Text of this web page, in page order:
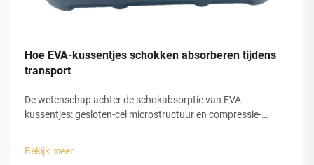
Hoe EVA-kussentjes schokken absorberen tijdens
transport
De wetenschap achter de schokabsorptie van EVA-
kussentjes: gesloten-cel microstructuur en compressie-
schokken dankzij zijn speciale gesloten-cel structuur.
Bekijk meer